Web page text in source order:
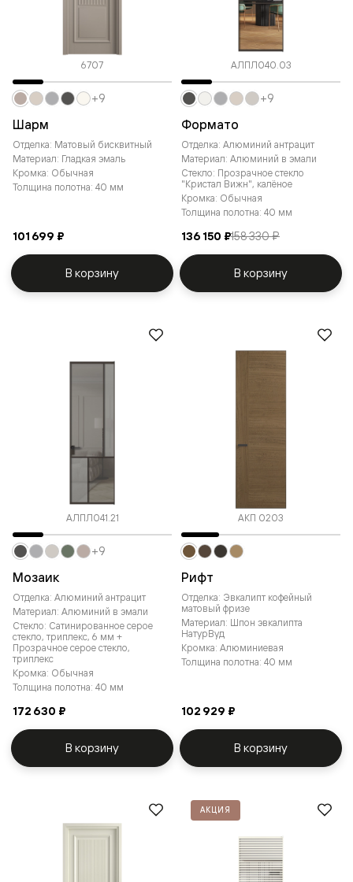
6707
Шарм
Отделка: Матовый бисквитный
Материал: Гладкая эмаль
Кромка: Обычная
Толщина полотна: 40 мм
101 699 ₽
+9
В корзину
АЛПЛ040.03
Формато
Отделка: Алюминий антрацит
Материал: Алюминий в эмали
Стекло: Прозрачное стекло
"Кристал Вижн", калёное
Кромка: Обычная
Толщина полотна: 40 мм
136 150 ₽158 330 ₽
+9
В корзину
АЛПЛ041.21
Мозаик
Отделка: Алюминий антрацит
Материал: Алюминий в эмали
Стекло: Сатинированное серое
стекло, триплекс, 6 мм +
Прозрачное серое стекло,
триплекс
Кромка: Обычная
Толщина полотна: 40 мм
172 630 ₽
+9
В корзину
АКП 0203
Рифт
Отделка: Эвкалипт кофейный
матовый фризе
Материал: Шпон эвкалипта
НатурВуд
Кромка: Алюминиевая
Толщина полотна: 40 мм
102 929 ₽
В корзину
АКЦИЯ